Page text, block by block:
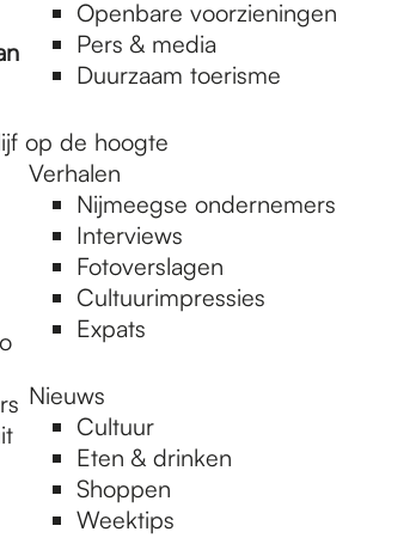
Openbare voorzieningen
Pers & media
Duurzaam toerisme
op de hoogte
Verhalen
Nijmeegse ondernemers
Interviews
Fotoverslagen
Cultuurimpressies
Expats
Nieuws
Cultuur
Eten & drinken
Shoppen
Weektips